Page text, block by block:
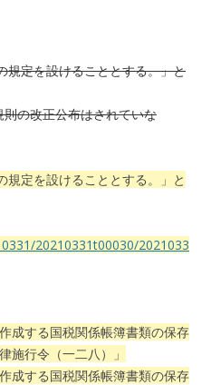
規定を設けることとする。」と
の改正公布はされていな
規定を設けることとする。」と
20210331t00030/2021033
成する国税関係帳簿書類の保存
施行令（一二八）」
成する国税関係帳簿書類の保存